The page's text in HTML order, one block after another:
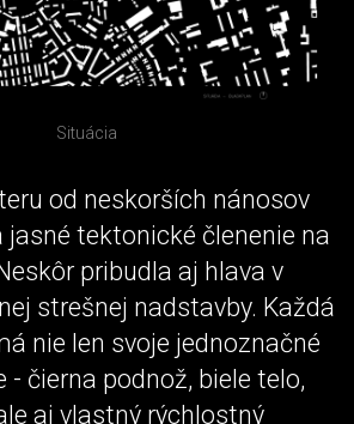
Situácia
od neskorších nánosov
tektonické členenie na
pribudla aj hlava v
strešnej nadstavby. Každá
nie len svoje jednoznačné
- čierna podnož, biele telo,
aj vlastný rýchlostný